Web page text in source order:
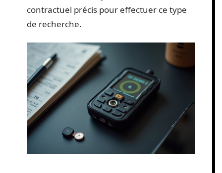
contractuel précis pour effectuer ce type
de recherche.